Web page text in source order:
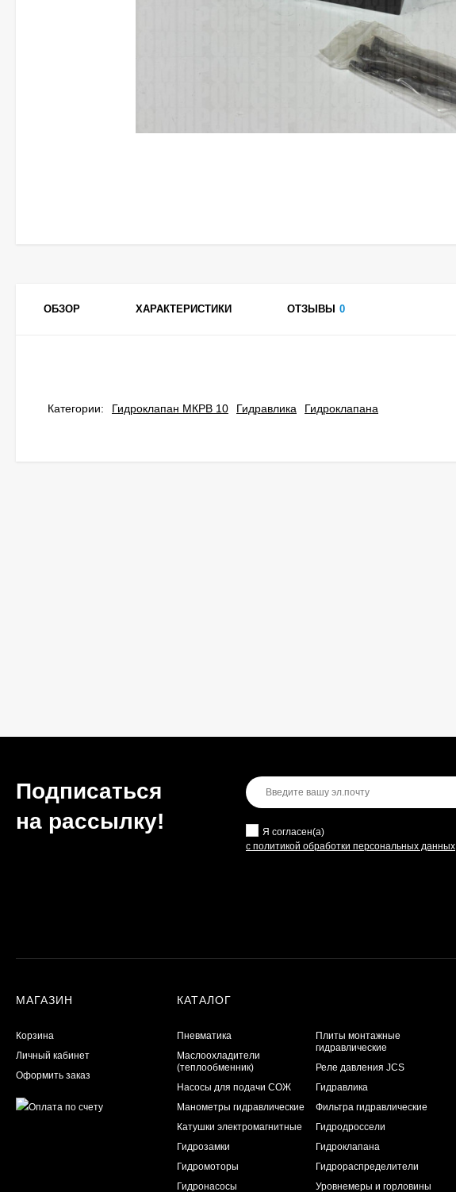
ОБЗОР ХАРАКТЕРИСТИКИ ОТЗЫВЫ 0
Категории: Гидроклапан МКРВ 10 Гидравлика Гидроклапана
Подписаться
на рассылкy!
Я согласен(a)
с политикой обработки персональных данных
МАГАЗИН
Корзина
Личный кабинет
Оформить заказ
КАТАЛОГ
Пневматика
Маслоохладители
(теплообменник)
Насосы для подачи СОЖ
Манометры гидравлические
Катушки электромагнитные
Гидрозамки
Гидромоторы
Гидронасосы
Плиты монтажные
гидравлические
Реле давления JCS
Гидравлика
Фильтра гидравлические
Гидродроссели
Гидроклапана
Гидрораспределители
Уровнемеры и горловины